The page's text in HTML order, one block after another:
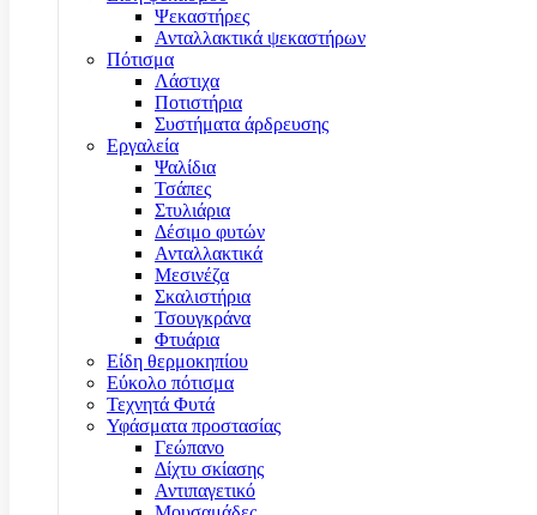
Ψεκαστήρες
Ανταλλακτικά ψεκαστήρων
Πότισμα
Λάστιχα
Ποτιστήρια
Συστήματα άρδρευσης
Εργαλεία
Ψαλίδια
Τσάπες
Στυλιάρια
Δέσιμο φυτών
Ανταλλακτικά
Μεσινέζα
Σκαλιστήρια
Τσουγκράνα
Φτυάρια
Είδη θερμοκηπίου
Εύκολο πότισμα
Τεχνητά Φυτά
Υφάσματα προστασίας
Γεώπανο
Δίχτυ σκίασης
Αντιπαγετικό